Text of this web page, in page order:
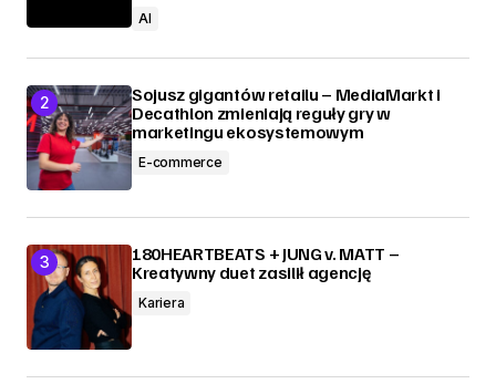
AI
Sojusz gigantów retailu – MediaMarkt i
Decathlon zmieniają reguły gry w
marketingu ekosystemowym
E-commerce
180HEARTBEATS + JUNG v. MATT –
Kreatywny duet zasilił agencję
Kariera